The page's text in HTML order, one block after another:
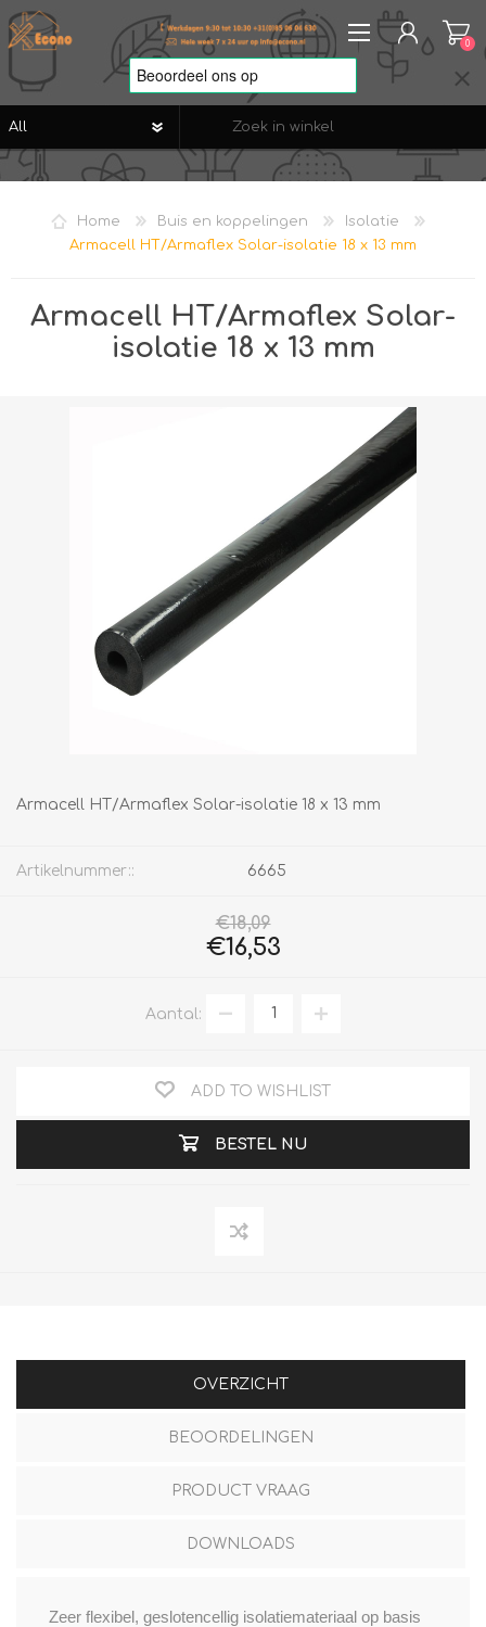
REGISTREREN
VERLANGLIJST
0
Home Buis en koppelingen
Isolatie
Armacell HT/Armaflex Solar-isolatie 18 x 13 mm
Armacell HT/Armaflex Solar-
isolatie 18 x 13 mm
Armacell HT/Armaflex Solar-isolatie 18 x 13 mm
Artikelnummer:: 6665
€18,09
€16,53
Aantal:
ADD TO WISHLIST
BESTEL NU
OVERZICHT
BEOORDELINGEN
PRODUCT VRAAG
DOWNLOADS
Zeer flexibel, geslotencellig isolatiemateriaal op basis